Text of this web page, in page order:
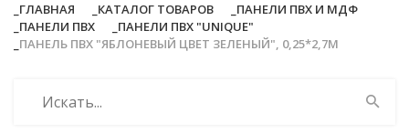
ГЛАВНАЯ КАТАЛОГ ТОВАРОВ
ПАНЕЛИ ПВХ И МДФ
ПАНЕЛИ ПВХ
ПАНЕЛИ ПВХ "UNIQUE"
ПАНЕЛЬ ПВХ "ЯБЛОНЕВЫЙ ЦВЕТ ЗЕЛЕНЫЙ", 0,25*2,7М